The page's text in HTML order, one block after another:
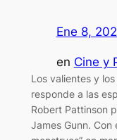
Ene 8,
en Cine y
Los valientes y
responde a las
Robert Pattinson
James Gunn. Con